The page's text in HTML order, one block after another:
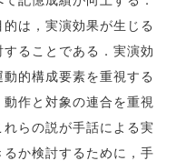
は，実演効果が生じる
ることである．実演効
的構成要素を重視する
作と対象の連合を重視
らの説が手話による実
か検討するために，手